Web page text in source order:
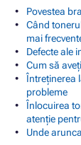
Povestea
Când
mai
Defecte ale
Cum să
Întreținerea
probleme
Înlocuirea
atenție
Unde